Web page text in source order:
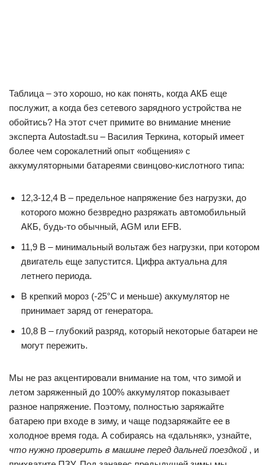
Таблица – это хорошо, но как понять, когда АКБ еще
послужит, а когда без сетевого зарядного устройства не
обойтись? На этот счет примите во внимание мнение
эксперта Autostadt.su – Василия Теркина, который имеет
более чем сорокалетний опыт «общения» с
аккумуляторными батареями свинцово-кислотного типа:
12,3-12,4 В – предельное напряжение без нагрузки, до
которого можно безвредно разряжать автомобильный
АКБ, будь-то обычный, AGM или EFB.
11,9 В – минимальный вольтаж без нагрузки, при котором
двигатель еще запустится. Цифра актуальна для
летнего периода.
В крепкий мороз (-25°C и меньше) аккумулятор не
принимает заряд от генератора.
10,8 В – глубокий разряд, который некоторые батареи не
могут пережить.
Мы не раз акцентировали внимание на том, что зимой и
летом заряженный до 100% аккумулятор показывает
разное напряжение. Поэтому, полностью заряжайте
батарею при входе в зиму, и чаще подзаряжайте ее в
холодное время года. А собираясь на «дальняк», узнайте,
что нужно проверить в машине перед дальней поездкой , и